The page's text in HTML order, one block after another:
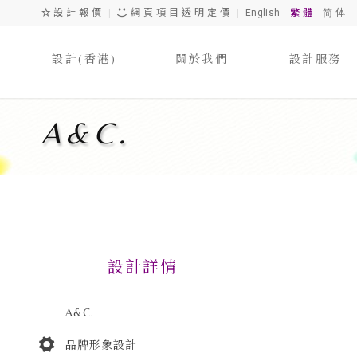
設 計 報 價 網 頁 項 目 透 明 定 價 English 繁 體 简 体
設計(香港) 關於我們 設計服務
A&C.
設計詳情
A&C.
品牌形象設計